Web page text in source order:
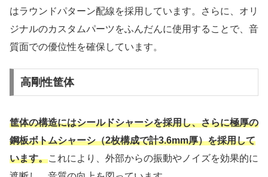
はラウンドパターン配線を採用しています。さらに、オリ
ジナルのカスタムパーツをふんだんに使用することで、音
質面での優位性を確保しています。
高剛性筐体
筐体の構造にはシールドシャーシを採用し、さらに極厚の
鋼板ボトムシャーシ（2枚構成で計3.6mm厚）を採用して
います。これにより、外部からの振動やノイズを効果的に